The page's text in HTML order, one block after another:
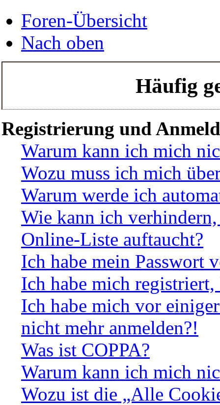
Foren-Übersicht
Nach oben
Häufig
Registrierung und
Warum kann ich mich
Wozu muss ich mich
Warum werde ich
Wie kann ich
Online-Liste auftaucht?
Ich habe mein Passwort
Ich habe mich
Ich habe mich vor
nicht mehr anmelden?!
Was ist COPPA?
Warum kann ich mich
Wozu ist die „Alle